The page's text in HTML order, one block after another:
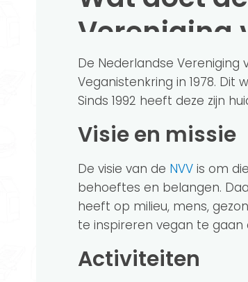
Vereniging
De Nederlandse
Veganistenkring in 1978.
Sinds 1992 heeft deze zijn
Visie en missie
De visie van de NVV is om
behoeftes en belangen.
heeft op milieu, mens,
te inspireren vegan te
Activiteiten